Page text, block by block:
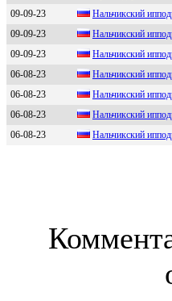
09-09-23
Haльчикский
09-09-23
Hальчикский
09-09-23
Hальчикcкий
06-08-23
Нальчикcкий
06-08-23
Haльчикcкий
06-08-23
Hальчикcкий
06-08-23
Нальчикский